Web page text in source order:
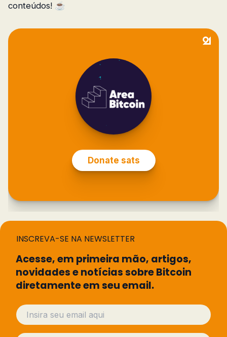
conteúdos! ☕
INSCREVA-SE NA NEWSLETTER
Acesse, em primeira mão, artigos,
novidades e notícias sobre Bitcoin
diretamente em seu email.